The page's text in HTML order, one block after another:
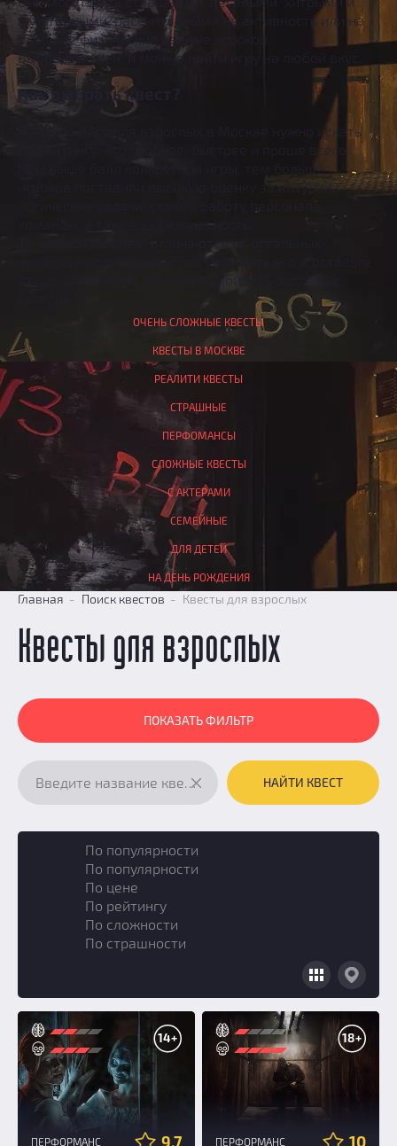
запутанными, рассчитанными на активность или на
хорошие физические данные игроков.
Выбор огромен, и можно найти игру на любой вкус.
Как выбрать квест?
Лучший квест для взрослых в Москве нужно искать
по рейтингу. Это удобнее, быстрее и проще всего.
Чем выше балл конкретной игры, тем больше
игроков поставили высокую оценку за антураж,
логические задачи, сюжет, работу персонала,
команды, а также за безопасность.
чувством ответственности. Проявите его – оставьте
ОЧЕНЬ СЛОЖНЫЕ КВЕСТЫ
КВЕСТЫ В МОСКВЕ
РЕАЛИТИ КВЕСТЫ
СТРАШНЫЕ
ПЕРФОМАНСЫ
СЛОЖНЫЕ КВЕСТЫ
С АКТЕРАМИ
СЕМЕЙНЫЕ
ДЛЯ ДЕТЕЙ
НА ДЕНЬ РОЖДЕНИЯ
Главная Поиск квестов Квесты для взрослых
Квесты для взрослых
ПОКАЗАТЬ ФИЛЬТР
НАЙТИ КВЕСТ
По популярности
По популярности
По цене
По рейтингу
По сложности
По страшности
14+
ПЕРФОРМАНС 9.7
18+
ПЕРФОРМАНС 10